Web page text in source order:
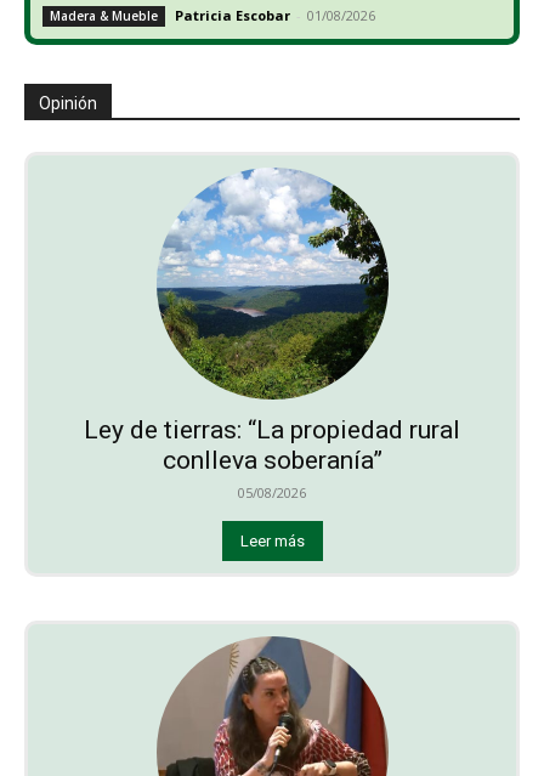
Madera & Mueble Patricia Escobar - 01/08/2026
Opinión
Ley de tierras: “La propiedad rural
conlleva soberanía”
05/08/2026
Leer más